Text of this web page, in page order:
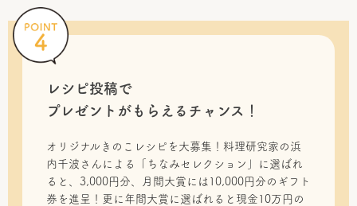
レシピ投稿で
プレゼントがもらえるチャンス！
オリジナルきのこレシピを大募集！料理研究家の浜
内千波さんによる「ちなみセレクション」に選ばれ
ると、3,000円分、月間大賞には10,000円分のギフト
券を進呈！更に年間大賞に選ばれると現金10万円の